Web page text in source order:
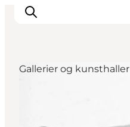
Gallerier og kunsthaller